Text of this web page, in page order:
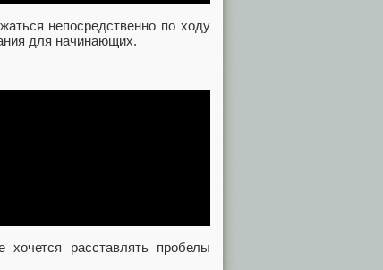
непосредственно по ходу
для начинающих.
хочется расставлять пробелы